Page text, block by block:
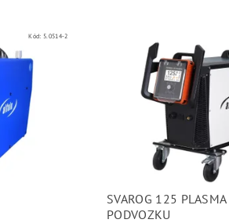
Kód: 5.0514-2
SVAROG 125 PLASMA
PODVOZKU